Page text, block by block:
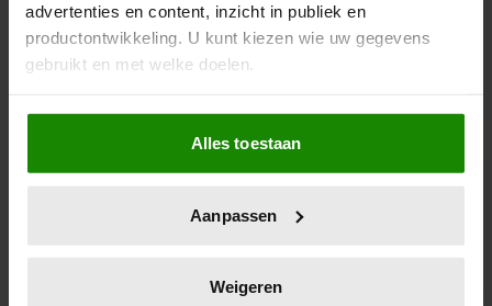
advertenties en content, inzicht in publiek en
productontwikkeling. U kunt kiezen wie uw gegevens
gebruikt en met welke doelen.
Als u het toestaat, willen we ook graag:
Informatie verzamelen over uw geografische
locatie, die tot een paar meter nauwkeurig kan zijn
scannen op specifieke eigenschappen (fingerprinting)
verwerkt en stel uw voorkeuren in het
Alles toestaan
Aanpassen
Weigeren